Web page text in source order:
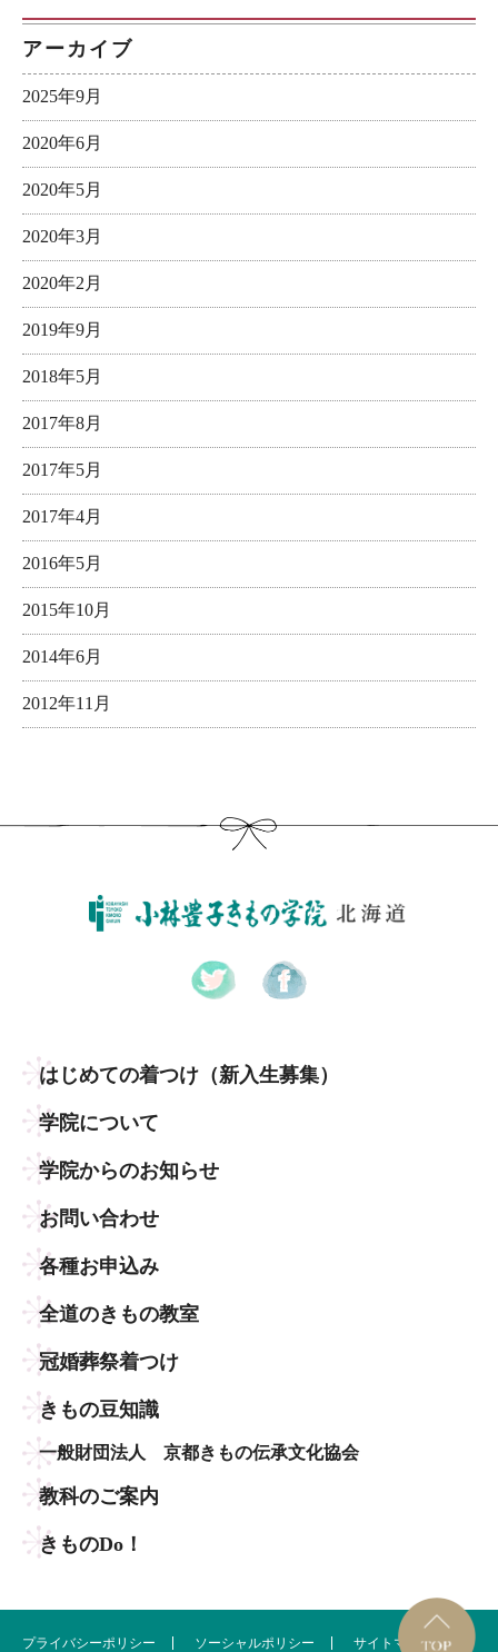
アーカイブ
2025年9月
2020年6月
2020年5月
2020年3月
2020年2月
2019年9月
2018年5月
2017年8月
2017年5月
2017年4月
2016年5月
2015年10月
2014年6月
2012年11月
はじめての着つけ （新入生募集）
学院について
学院からのお知らせ
お問い合わせ
各種お申込み
全道のきもの教室
冠婚葬祭着つけ
きもの豆知識
一般財団法人 京都きもの伝承文化協会
教科のご案内
きものDo！
プライバシーポリシー ソーシャルポリシー サイトマップ